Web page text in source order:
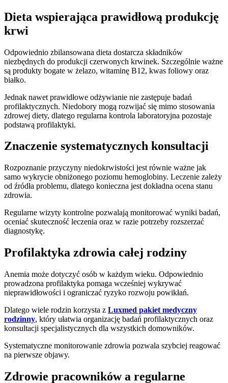
Dieta wspierająca prawidłową produkcję
krwi
Odpowiednio zbilansowana dieta dostarcza składników
niezbędnych do produkcji czerwonych krwinek. Szczególnie ważne
są produkty bogate w żelazo, witaminę B12, kwas foliowy oraz
białko.
Jednak nawet prawidłowe odżywianie nie zastępuje badań
profilaktycznych. Niedobory mogą rozwijać się mimo stosowania
zdrowej diety, dlatego regularna kontrola laboratoryjna pozostaje
podstawą profilaktyki.
Znaczenie systematycznych konsultacji
Rozpoznanie przyczyny niedokrwistości jest równie ważne jak
samo wykrycie obniżonego poziomu hemoglobiny. Leczenie zależy
od źródła problemu, dlatego konieczna jest dokładna ocena stanu
zdrowia.
Regularne wizyty kontrolne pozwalają monitorować wyniki badań,
oceniać skuteczność leczenia oraz w razie potrzeby rozszerzać
diagnostykę.
Profilaktyka zdrowia całej rodziny
Anemia może dotyczyć osób w każdym wieku. Odpowiednio
prowadzona profilaktyka pomaga wcześniej wykrywać
nieprawidłowości i ograniczać ryzyko rozwoju powikłań.
Dlatego wiele rodzin korzysta z Luxmed pakiet medyczny
rodzinny, który ułatwia organizację badań profilaktycznych oraz
konsultacji specjalistycznych dla wszystkich domowników.
Systematyczne monitorowanie zdrowia pozwala szybciej reagować
na pierwsze objawy.
Zdrowie pracowników a regularne